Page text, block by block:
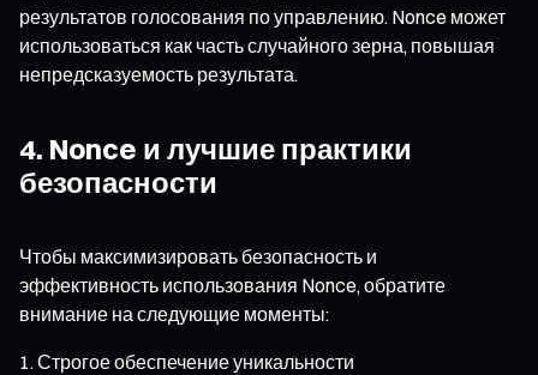
результатов голосования по управлению. Nonce может
использоваться как часть случайного зерна, повышая
непредсказуемость результата.
4. Nonce и лучшие практики
безопасности
Чтобы максимизировать безопасность и
эффективность использования Nonce, обратите
внимание на следующие моменты:
Строгое обеспечение уникальности